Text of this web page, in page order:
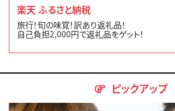
楽天 ふるさと納税
旅行！旬の味覚！訳あり返礼品！
自己負担2,000円で返礼品をゲット！
ピックアップ